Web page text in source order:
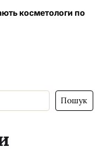
косметологи по
Пошук